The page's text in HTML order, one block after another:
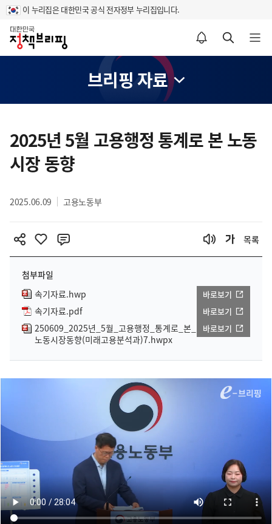
이 누리집은 대한민국 공식 전자정부 누리집입니다.
홈
알림설정 바로가기 검색 바로가기 메뉴 열기
브리핑 자료
텐
츠
영
2025년 5월 고용행정 통계로 본 노동
시장 동향
2025.06.09 고용노동부
목록
첨부파일
속기자료.hwp
바로보기
속기자료.pdf 바로보기
250609_2025년_5월_고용행정_통계로_본_
노동시장동향(미래고용분석과)7.hwpx
바로보기